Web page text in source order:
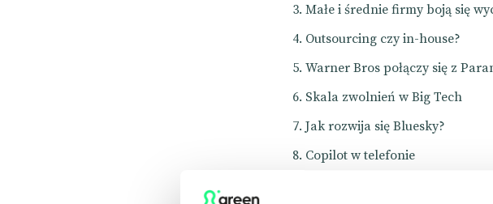
Małe i średnie firmy boją się
Outsourcing czy in-house?
Warner Bros połączy się z
Skala zwolnień w Big Tech
Jak rozwija się Bluesky?
Copilot w telefonie